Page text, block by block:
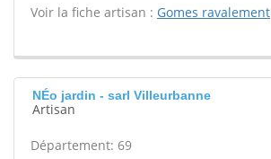
Voir la fiche artisan : Gomes ravalement
NÉo jardin - sarl Villeurbanne
Artisan
Département: 69